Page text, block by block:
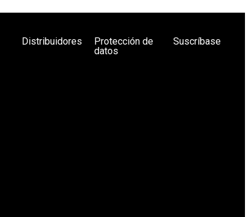
Distribuidores
Protección de
datos
Suscríbase